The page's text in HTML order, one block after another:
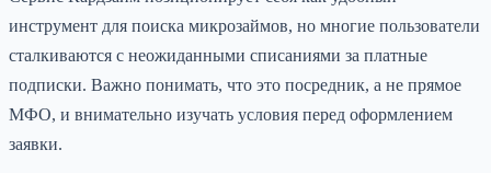
инструмент для поиска микрозаймов, но многие пользователи
сталкиваются с неожиданными списаниями за платные
подписки. Важно понимать, что это посредник, а не прямое
МФО, и внимательно изучать условия перед оформлением
заявки.